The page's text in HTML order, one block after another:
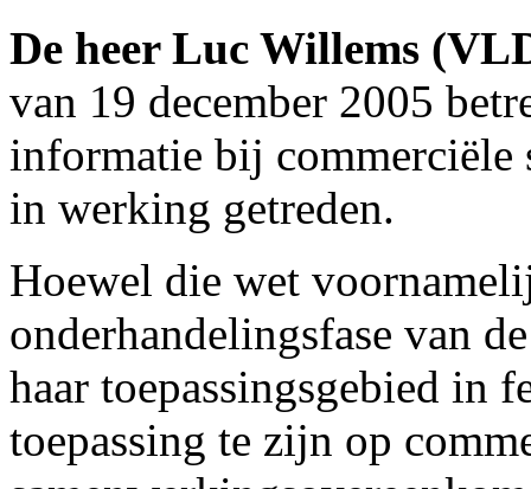
De heer Luc Willems
van 19 december 2005
informatie bij commerciële
in werking getreden.
Hoewel die wet
onderhandelingsfase van
haar toepassingsgebied in
toepassing te zijn op